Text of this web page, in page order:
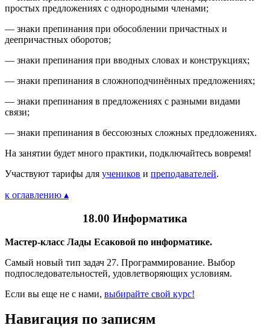
простых предложениях с однородными членами;
— знаки препинания при обособлении причастных и
деепричастных оборотов;
— знаки препинания при вводных словах и конструкциях;
— знаки препинания в сложноподчинённых предложениях;
— знаки препинания в предложениях с разными видами
связи;
— знаки препинания в бессоюзных сложных предложениях.
На занятии будет много практики, подключайтесь вовремя!
Участвуют тарифы для учеников и преподавателей.
к оглавлению ▴
18.00 Информатика
Мастер-класс Лады Есаковой по информатике.
Самый новый тип задач 27. Программирование. Выбор
подпоследовательностей, удовлетворяющих условиям.
Если вы еще не с нами, выбирайте свой курс!
Навигация по записям